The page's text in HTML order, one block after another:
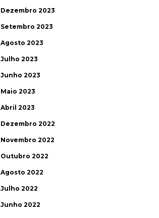
Dezembro 2023
Setembro 2023
Agosto 2023
Julho 2023
Junho 2023
Maio 2023
Abril 2023
Dezembro 2022
Novembro 2022
Outubro 2022
Agosto 2022
Julho 2022
Junho 2022